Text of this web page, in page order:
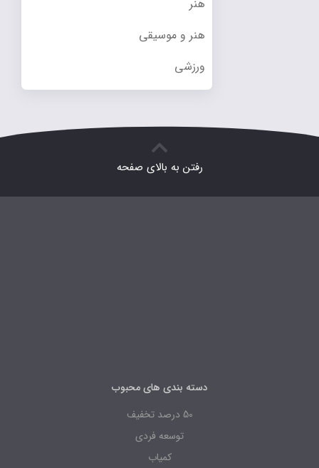
هنر
هنر و موسیقی
ورزشی
رفتن به بالای صفحه
دسته بندی های محبوب
50 درصد تخفیف
توسعه فردی
کمیاب